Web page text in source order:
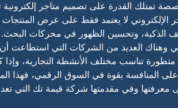
تمتلك القدرة على تصميم متاجر إلكترونية
الإلكتروني لا يعتمد فقط على عرض المنتجات
الذكية، وتحسين الظهور في محركات البحث.
وهناك العديد من الشركات التي استطاعت أن
تناسب مختلف الأنشطة التجارية، وإذا
المنافسة بقوة في السوق الرقمي، فهذا
تحتاج إلى معرفتها وفي مقدمتها شركة قيمة تك التي